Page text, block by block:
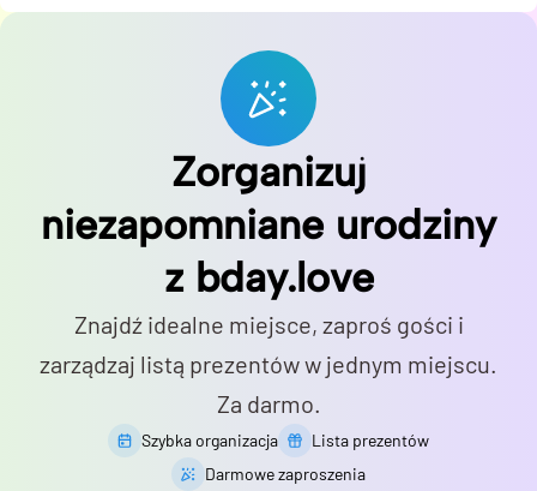
Zorganizuj
niezapomniane urodziny
z bday.love
Znajdź idealne miejsce, zaproś gości i
zarządzaj listą prezentów w jednym miejscu.
Za darmo.
Szybka organizacja
Lista prezentów
Darmowe zaproszenia